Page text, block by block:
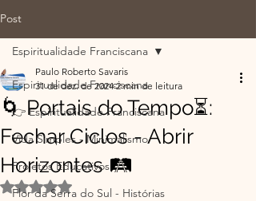
Post
Espiritualidade Franciscana
👉 Espiritualidade Franciscana
Vida Simples - Minimalismo
Projetos Educativos
Flor da Serra do Sul - Histórias
Espiritualidade Franciscana
🌀 Portais do Tempo⏳:
Fechar Ciclos - Abrir
Horizontes 🛤️
Paulo Roberto Savaris
31 de dez. de 2024 2 min de leitura
Avaliado com NaN de 5 estrelas.